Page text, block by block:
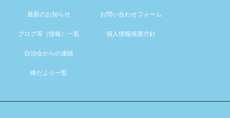
最新のお知らせ
ブログ等（情報）一覧
自治会からの連絡
峰だより一覧
お問い合わせフォーム
個人情報保護方針